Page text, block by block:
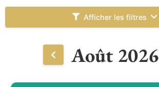
Afficher les filtres
Août 2026